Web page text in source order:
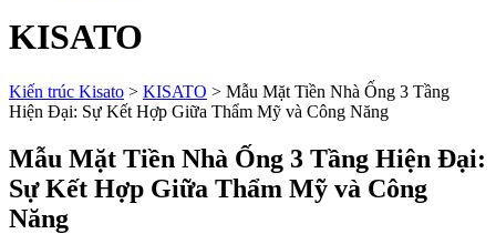
KISATO
Kiến trúc Kisato > KISATO > Mẫu Mặt Tiền Nhà Ống 3 Tầng
Hiện Đại: Sự Kết Hợp Giữa Thẩm Mỹ và Công Năng
Mẫu Mặt Tiền Nhà Ống 3 Tầng Hiện Đại:
Sự Kết Hợp Giữa Thẩm Mỹ và Công
Năng